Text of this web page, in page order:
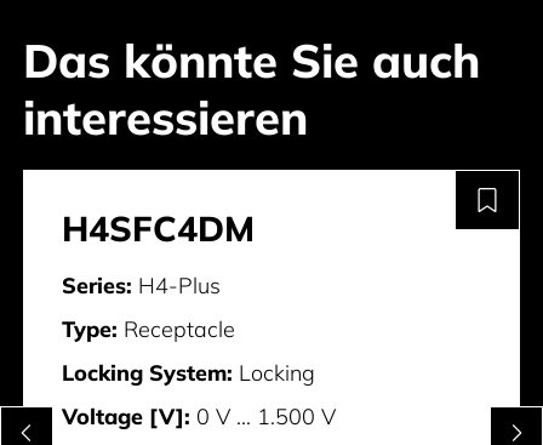
Das könnte Sie auch
interessieren
H4SFC4DM
Series: H4-Plus
Type: Receptacle
Locking System: Locking
Voltage [V]: 0 V ... 1.500 V